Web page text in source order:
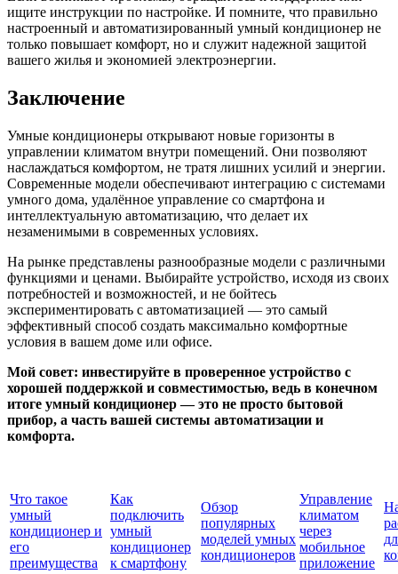
ищите инструкции по настройке. И помните, что правильно
настроенный и автоматизированный умный кондиционер не
только повышает комфорт, но и служит надежной защитой
вашего жилья и экономией электроэнергии.
Заключение
Умные кондиционеры открывают новые горизонты в
управлении климатом внутри помещений. Они позволяют
наслаждаться комфортом, не тратя лишних усилий и энергии.
Современные модели обеспечивают интеграцию с системами
умного дома, удалённое управление со смартфона и
интеллектуальную автоматизацию, что делает их
незаменимыми в современных условиях.
На рынке представлены разнообразные модели с различными
функциями и ценами. Выбирайте устройство, исходя из своих
потребностей и возможностей, и не бойтесь
экспериментировать с автоматизацией — это самый
эффективный способ создать максимально комфортные
условия в вашем доме или офисе.
Мой совет: инвестируйте в проверенное устройство с
хорошей поддержкой и совместимостью, ведь в конечном
итоге умный кондиционер — это не просто бытовой
прибор, а часть вашей системы автоматизации и
комфорта.
Что такое
умный
кондиционер и
его
преимущества
Как
подключить
умный
кондиционер
к смартфону
Обзор
популярных
моделей умных
кондиционеров
Управление
климатом
через
мобильное
приложение